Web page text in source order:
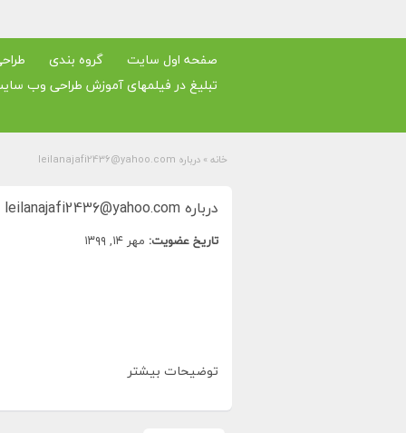
صفحه اول سایت گروه بندی
تبلیغ در فیلمهای آموزش طراحی وب
خانه » درباره leilanajafi2436@yahoo.com
درباره leilanajafi2436@yahoo.com
تاریخ عضویت: مهر ۱۴, ۱۳۹۹
توضیحات بیشتر